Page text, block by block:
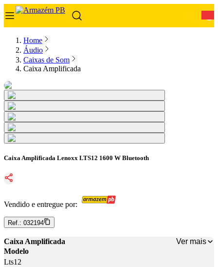
Home
Áudio
Caixas de Som
Caixa Amplificada
Caixa Amplificada Lenoxx LTS12 1600 W Bluetooth
Vendido e entregue por:
Ref.: 032194
Caixa Amplificada
Ver mais
Modelo
Lts12